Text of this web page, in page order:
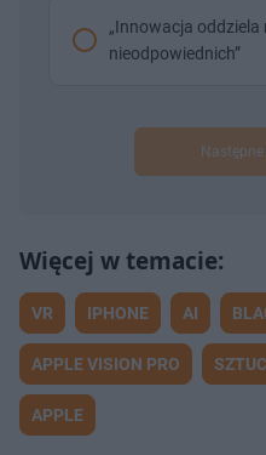
„Innowacja oddziela
nieodpowiednich”
VR IPHONE AI
APPLE VISION PRO
APPLE